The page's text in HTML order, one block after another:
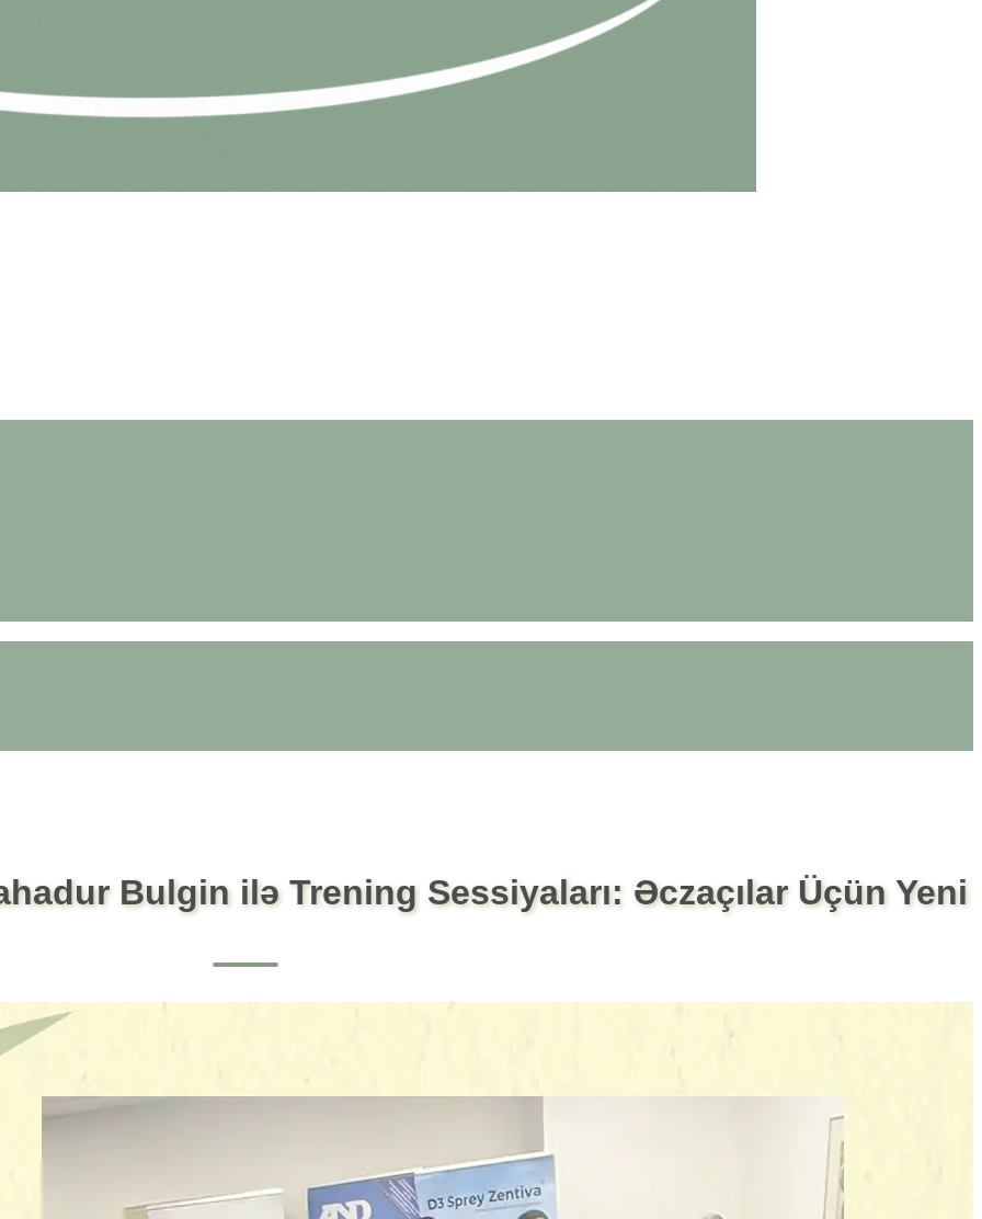
Bulgin ilə Trening Sessiyaları: Əczaçılar Üçün Yeni